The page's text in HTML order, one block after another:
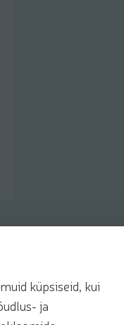
küpsiseid, kui
ja